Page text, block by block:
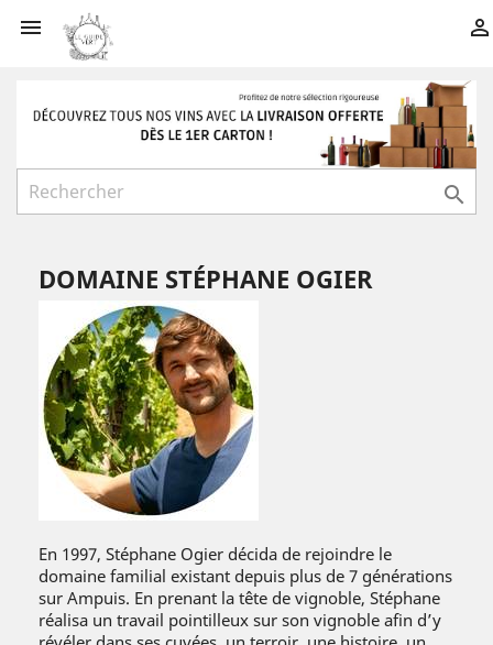
 

DOMAINE STÉPHANE OGIER
En 1997, Stéphane Ogier décida de rejoindre le
domaine familial existant depuis plus de 7 générations
sur Ampuis. En prenant la tête de vignoble, Stéphane
réalisa un travail pointilleux sur son vignoble afin d’y